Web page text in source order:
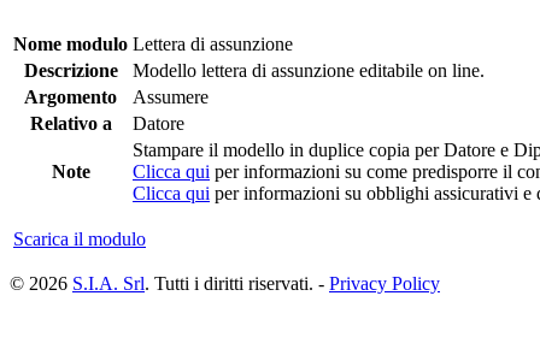
Nome modulo Lettera di assunzione
Descrizione
Modello lettera di assunzione editabile on line.
Argomento
Assumere
Relativo a
Datore
Note
Stampare il modello in duplice copia per Datore e
Clicca qui per informazioni su come predisporre il
Clicca qui per informazioni su obblighi assicurativi e
Scarica il modulo
© 2026 S.I.A. Srl. Tutti i diritti riservati. - Privacy Policy